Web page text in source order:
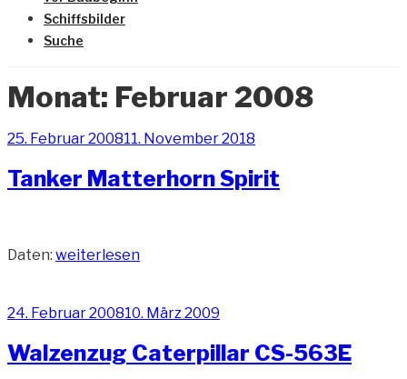
Schiffsbilder
Suche
Monat: Februar 2008
Veröffentlicht
25. Februar 200811. November 2018
Tanker Matterhorn Spirit
Daten: „Tanker
weiterlesen
Veröffentlicht
24. Februar 200810. März 2009
Walzenzug Caterpillar CS-563E